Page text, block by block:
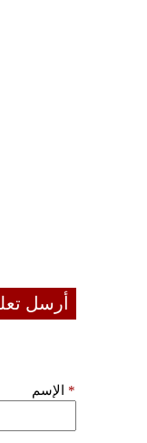
أرسل
الإسم *